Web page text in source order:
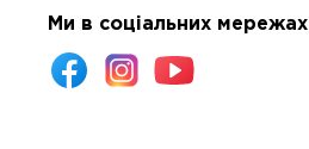
Ми в соціальних мережах